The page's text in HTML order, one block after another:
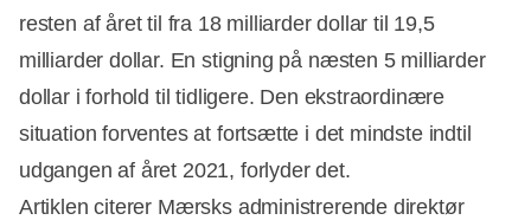
resten af året til fra 18 milliarder dollar til 19,5
milliarder dollar. En stigning på næsten 5 milliarder
dollar i forhold til tidligere. Den ekstraordinære
situation forventes at fortsætte i det mindste indtil
udgangen af året 2021, forlyder det.
Artiklen citerer Mærsks administrerende direktør